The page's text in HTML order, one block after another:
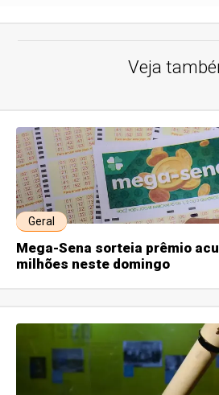
Veja
Geral
Mega-Sena sorteia prêmio
milhões neste domingo